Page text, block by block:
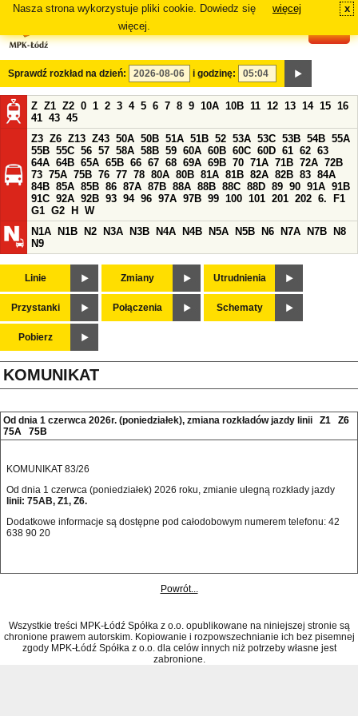
Nasza strona wykorzystuje pliki cookie. Dowiedz się
więcej.
więcej x
Sprawdź rozkład na dzień: i godzinę:
Z Z1 Z2 0 1 2 3 4 5 6 7 8 9 10A 10B 11 12 13 14 15 16
41 43 45
Z3 Z6 Z13 Z43 50A 50B 51A 51B 52 53A 53C 53B 54B 55A
55B 55C 56 57 58A 58B 59 60A 60B 60C 60D 61 62 63
64A 64B 65A 65B 66 67 68 69A 69B 70 71A 71B 72A 72B
73 75A 75B 76 77 78 80A 80B 81A 81B 82A 82B 83 84A
84B 85A 85B 86 87A 87B 88A 88B 88C 88D 89 90 91A 91B
91C 92A 92B 93 94 96 97A 97B 99 100 101 201 202 6.
F1
G1 G2 H
W
N1A
N1B N2 N3A N3B N4A N4B N5A N5B N6 N7A N7B
N8
N9
Linie Zmiany Utrudnienia
Przystanki Połączenia Schematy
Pobierz
KOMUNIKAT
Od dnia 1 czerwca 2026r. (poniedziałek), zmiana rozkładów jazdy linii Z1
Z6
75A
75B
KOMUNIKAT 83/26
Od dnia 1 czerwca (poniedziałek) 2026 roku, zmianie ulegną rozkłady jazdy
linii: 75AB, Z1, Z6.
Dodatkowe informacje są dostępne pod całodobowym numerem telefonu: 42
638 90 20
Powrót...
Wszystkie treści MPK-Łódź Spółka z o.o. opublikowane na niniejszej stronie są
chronione prawem autorskim. Kopiowanie i rozpowszechnianie ich bez pisemnej
zgody MPK-Łódź Spółka z o.o. dla celów innych niż potrzeby własne jest
zabronione.